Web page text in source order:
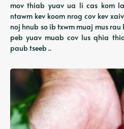
mov thiab yuav ua li cas kom
ntawm kev koom nrog cov kev
noj hnub so ib txwm muaj mus rau
peb yuav muab cov lus qhia
paub tseeb ..